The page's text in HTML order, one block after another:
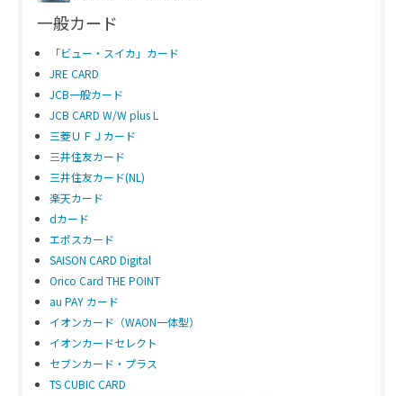
一般カード
「ビュー・スイカ」カード
JRE CARD
JCB一般カード
JCB CARD W/W plus L
三菱ＵＦＪカード
三井住友カード
三井住友カード(NL)
楽天カード
dカード
エポスカード
SAISON CARD Digital
Orico Card THE POINT
au PAY カード
イオンカード（WAON一体型）
イオンカードセレクト
セブンカード・プラス
TS CUBIC CARD